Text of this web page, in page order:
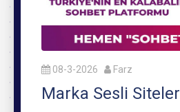
08-3-2026 Farz
Marka Sesli Siteler